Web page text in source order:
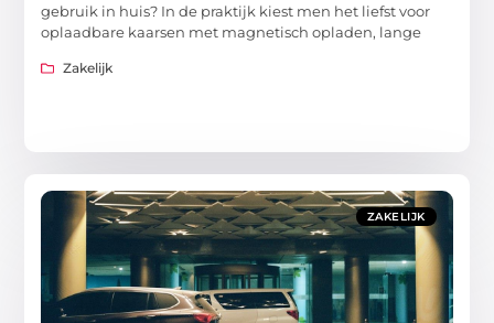
gebruik in huis? In de praktijk kiest men het liefst voor
oplaadbare kaarsen met magnetisch opladen, lange
Zakelijk
ZAKELIJK